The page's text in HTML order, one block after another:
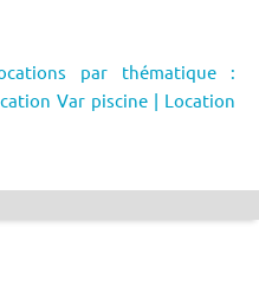
par thématique :
Var piscine| Location